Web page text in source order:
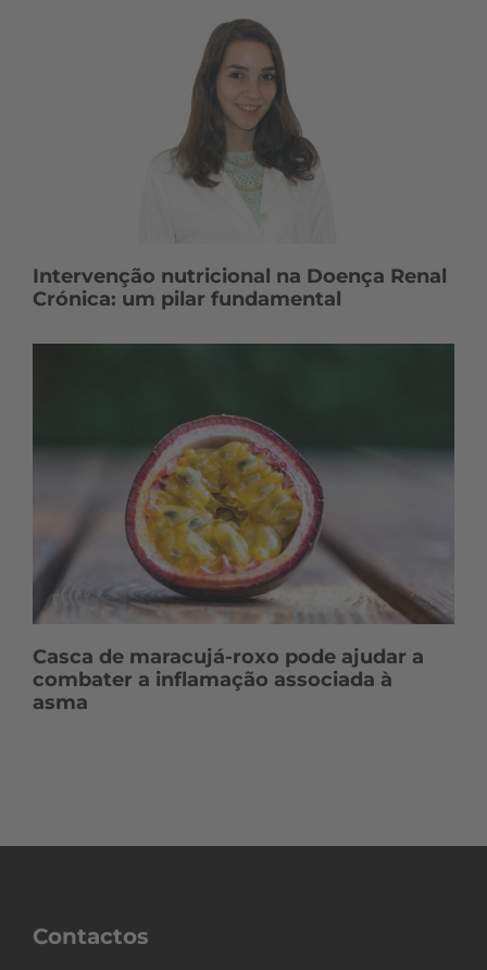
Intervenção nutricional na Doença Renal
Crónica: um pilar fundamental
Casca de maracujá-roxo pode ajudar a
combater a inflamação associada à
asma
Contactos